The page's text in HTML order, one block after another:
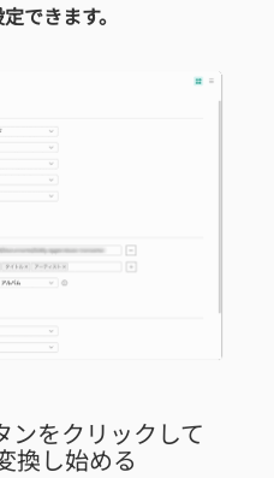
できます。
ンをクリックして
換し始める